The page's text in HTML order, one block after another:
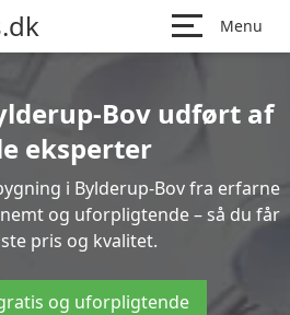
Menu
Bov udført af
eksperter
i Bylderup-Bov fra erfarne
og uforpligtende – så du får
pris og kvalitet.
og uforpligtende